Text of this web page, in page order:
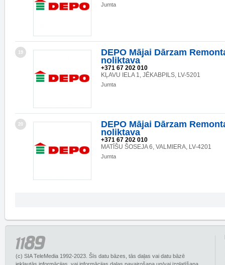
Jumta
19
DEPO Mājai Dārzam
noliktava
+371 67 202 010
KĻAVU IELA 1, JĒKABPILS, LV-5201
Jumta
20
DEPO Mājai Dārzam
noliktava
+371 67 202 010
MATĪŠU ŠOSEJA 6, VALMIERA, LV-4201
Jumta
(c) SIA TeleMedia 1992-2023. Šīs datu bāzes, tās daļas vai datu bāzē